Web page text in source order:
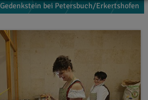
Gedenkstein bei Petersbuch/Erkertshofen